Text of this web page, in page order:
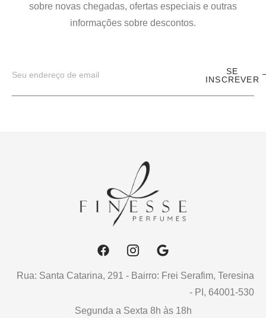
sobre novas chegadas, ofertas especiais e outras
informações sobre descontos.
SE
INSCREVER
Rua: Santa Catarina, 291 - Bairro: Frei Serafim, Teresina
- PI, 64001-530
Segunda a Sexta 8h às 18h